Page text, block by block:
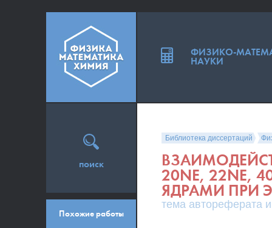
Библиотека диссертаций
20NE, 22NE,
ЯДРАМИ ПРИ
тема автореферата
поиск
Похожие работы
ФИЗИКО-
НАУКИ